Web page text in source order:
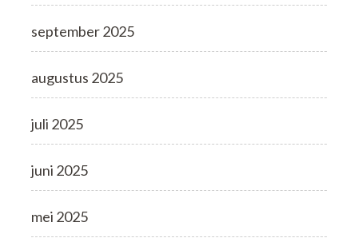
september 2025
augustus 2025
juli 2025
juni 2025
mei 2025